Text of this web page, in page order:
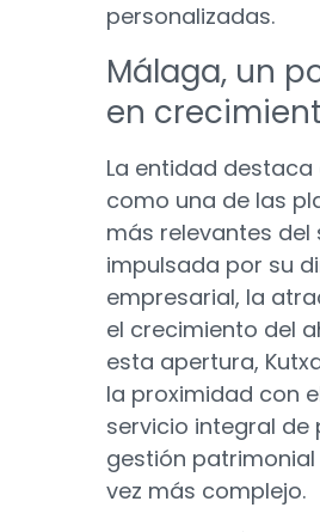
personalizadas.
Málaga, un
en
La entidad
como una de las
más relevantes del
impulsada por su
empresarial, la
el crecimiento del
esta apertura,
la proximidad con
servicio integral de
gestión
vez más complejo.